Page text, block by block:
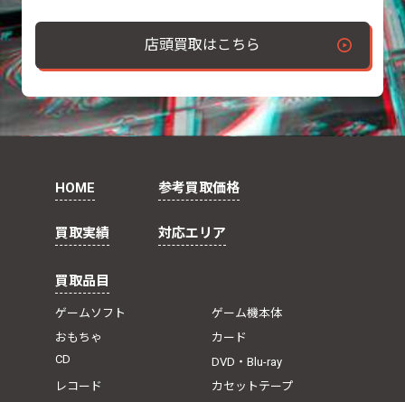
店頭買取はこちら
HOME 参考買取価格
買取実績 対応エリア
買取品目
ゲームソフト
ゲーム機本体
おもちゃ
カード
CD
DVD・Blu-ray
レコード
カセットテープ